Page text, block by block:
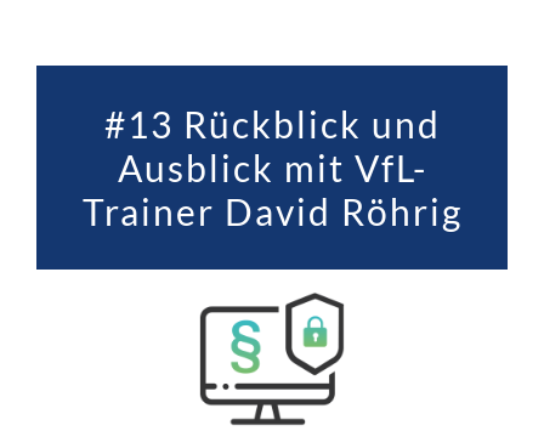
#13 Rückblick und
Ausblick mit VfL-
Trainer David Röhrig